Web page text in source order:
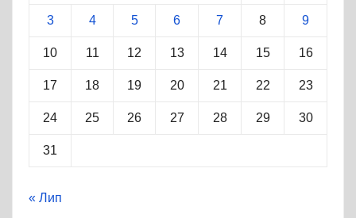
3 4 5 6 7 8 9
10 11 12 13 14 15 16
17 18 19 20 21 22 23
24 25 26 27 28 29 30
31
« Лип